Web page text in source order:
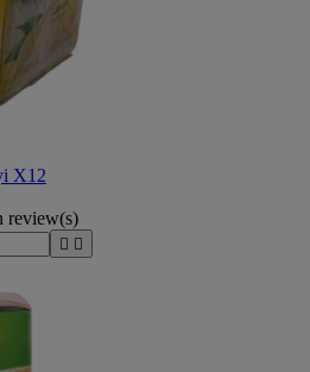
X12
review(s)
 